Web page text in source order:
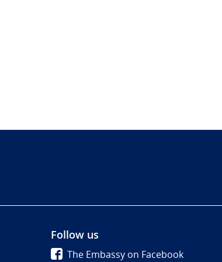
Follow us
The Embassy on Facebook